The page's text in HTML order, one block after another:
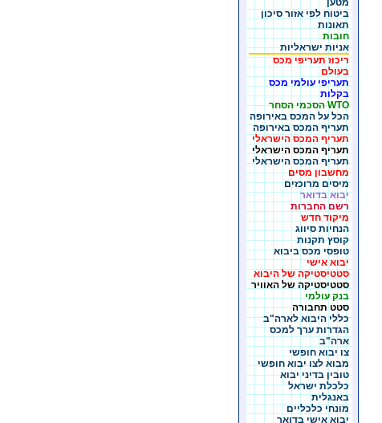
מטען
ביטוח לפי אזור סיכון
תאונות
חובות
אניות ישראליות
ריכוז תעריפי מכס
בעולם
תעריפי עולמי מכס
בקלות
WTO הסכמי הסחר
הכל על המכס באירופה
תעריף המכס באירופה
תעריף המכס הישראלי
תעריף המכס הישראלי
תעריף המכס הישראלי
מחשבון מסים
מיסים מרוכזים
יבוא בדואר
רשם החברות
מיקוד חדש
הנחיות סיווג
קוסץ תקנות
טופסי מכס ביבוא
יבוא אישי
סטטיסטיקה של היבוא
סטטיסטיקה של האוויר
בנק עולמי
סטט תחבורה
כללי היבוא לארה"ב
הגדרות ערך למכס
ארה"ב
צו יבוא חופשי
מבוא לצו יבוא חופשי
טובין בדיני יבוא
כלכלת ישראל
באנגלית
מונחי כלכליים
יבוא אישי בדואר